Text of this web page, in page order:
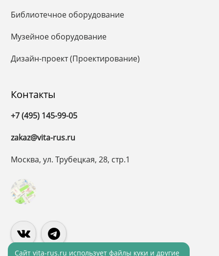
Библиотечное оборудование
Музейное оборудование
Дизайн-проект (Проектирование)
Контакты
+7 (495) 145-99-05
zakaz@vita-rus.ru
Москва, ул. Трубецкая, 28, стр.1
Cайт vita-rus.ru использует файлы куки и другие